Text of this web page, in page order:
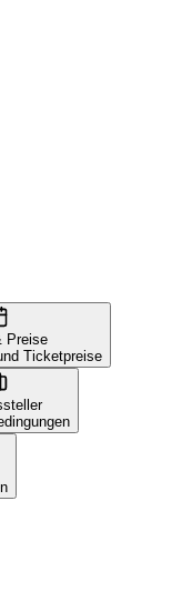
Preise
Ticketpreise